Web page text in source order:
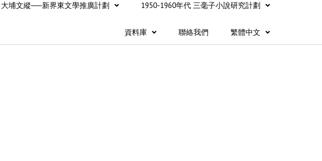
大埔文縱──新界東文學推廣計劃 1950-1960年代 三毫子小說研究計劃
資料庫 聯絡我們 繁體中文